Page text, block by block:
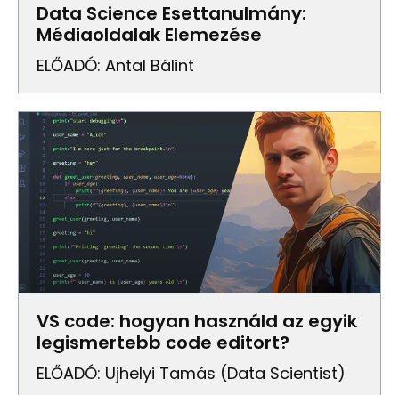
Data Science Esettanulmány:
Médiaoldalak Elemezése
ELŐADÓ: Antal Bálint
VS code: hogyan használd az egyik
legismertebb code editort?
ELŐADÓ: Ujhelyi Tamás (Data Scientist)